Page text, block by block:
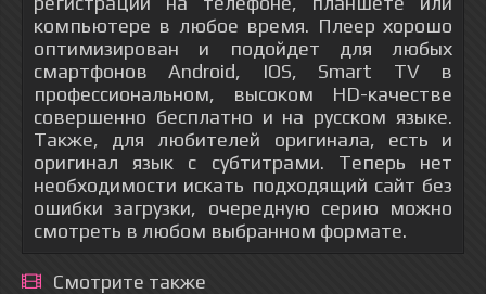
компьютере в любое время. Плеер хорошо
оптимизирован и подойдет для любых
смартфонов Android, IOS, Smart TV в
профессиональном, высоком HD-качестве
совершенно бесплатно и на русском языке.
Также, для любителей оригинала, есть и
оригинал язык с субтитрами. Теперь нет
необходимости искать подходящий сайт без
ошибки загрузки, очередную серию можно
смотреть в любом выбранном формате.
Смотрите также